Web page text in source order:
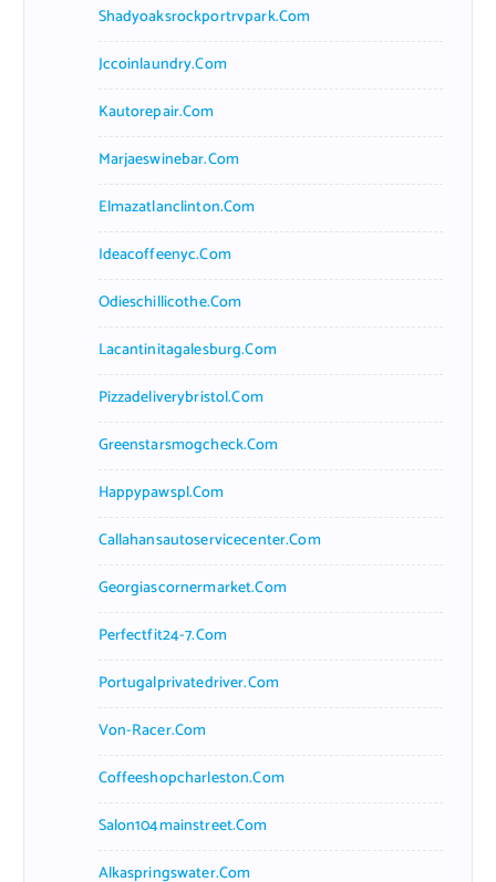
Shadyoaksrockportrvpark.com
Jccoinlaundry.com
Kautorepair.com
Marjaeswinebar.com
Elmazatlanclinton.com
Ideacoffeenyc.com
Odieschillicothe.com
Lacantinitagalesburg.com
Pizzadeliverybristol.com
Greenstarsmogcheck.com
Happypawspl.com
Callahansautoservicecenter.com
Georgiascornermarket.com
Perfectfit24-7.com
Portugalprivatedriver.com
Von-Racer.com
Coffeeshopcharleston.com
Salon104mainstreet.com
Alkaspringswater.com